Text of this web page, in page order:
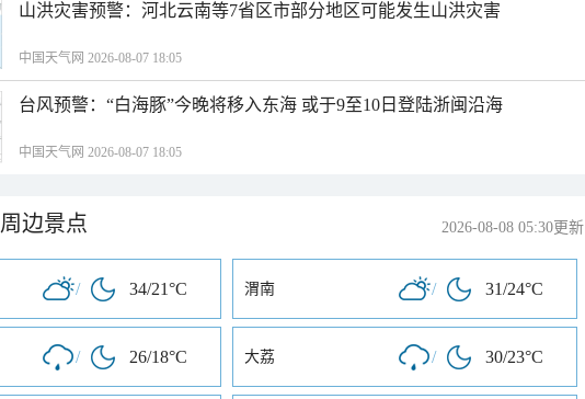
山洪灾害预警：河北云南等7省区市部分地区可能发生山洪灾害
中国天气网 2026-08-07 18:05
台风预警：“白海豚”今晚将移入东海 或于9至10日登陆浙闽沿海
中国天气网 2026-08-07 18:05
周边景点 2026-08-08 05:30更新
/ 34/21°C 渭南 / 31/24°C
/ 26/18°C 大荔 / 30/23°C